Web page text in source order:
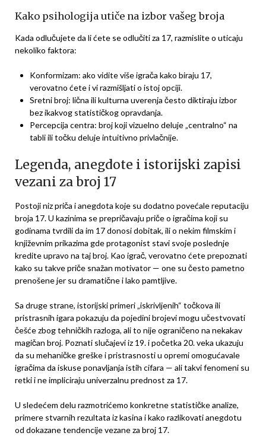
Kako psihologija utiče na izbor vašeg broja
Kada odlučujete da li ćete se odlučiti za 17, razmislite o uticaju
nekoliko faktora:
Konformizam: ako vidite više igrača kako biraju 17,
verovatno ćete i vi razmišljati o istoj opciji.
Sretni broj: lična ili kulturna uverenja često diktiraju izbor
bez ikakvog statističkog opravdanja.
Percepcija centra: broj koji vizuelno deluje „centralno“ na
tabli ili točku deluje intuitivno privlačnije.
Legenda, anegdote i istorijski zapisi
vezani za broj 17
Postoji niz priča i anegdota koje su dodatno povećale reputaciju
broja 17. U kazinima se prepričavaju priče o igračima koji su
godinama tvrdili da im 17 donosi dobitak, ili o nekim filmskim i
književnim prikazima gde protagonist stavi svoje poslednje
kredite upravo na taj broj. Kao igrač, verovatno ćete prepoznati
kako su takve priče snažan motivator — one su često pametno
prenošene jer su dramatične i lako pamtljive.
Sa druge strane, istorijski primeri „iskrivljenih“ točkova ili
pristrasnih igara pokazuju da pojedini brojevi mogu učestvovati
češće zbog tehničkih razloga, ali to nije ograničeno na nekakav
magičan broj. Poznati slučajevi iz 19. i početka 20. veka ukazuju
da su mehaničke greške i pristrasnosti u opremi omogućavale
igračima da iskuse ponavljanja istih cifara — ali takvi fenomeni su
retki i ne impliciraju univerzalnu prednost za 17.
U sledećem delu razmotrićemo konkretne statističke analize,
primere stvarnih rezultata iz kasina i kako razlikovati anegdotu
od dokazane tendencije vezane za broj 17.